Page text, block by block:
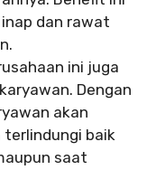
dan rawat
ini juga
Dengan
akan
terlindungi baik
saat